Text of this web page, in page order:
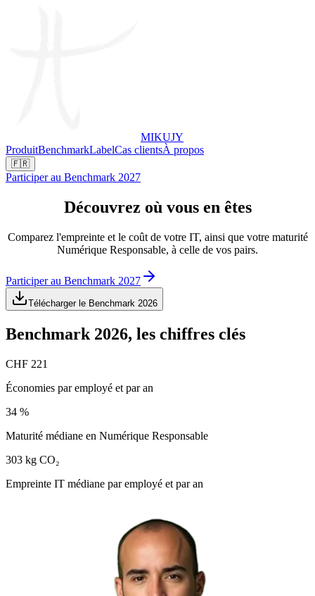
MIKUJY
ProduitBenchmarkLabelCas clientsÀ propos
🇫🇷
Participer au Benchmark 2027
Découvrez où vous en êtes
Comparez l'empreinte et le coût de votre IT, ainsi que votre maturité
Numérique Responsable, à celle de vos pairs.
Participer au Benchmark 2027
Télécharger le Benchmark 2026
Benchmark 2026, les chiffres clés
CHF 221
Économies par employé et par an
34 %
Maturité médiane en Numérique Responsable
303 kg CO₂
Empreinte IT médiane par employé et par an